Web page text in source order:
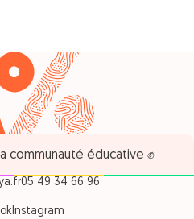
communauté éducative ✊
05 49 34 66 96
Instagram